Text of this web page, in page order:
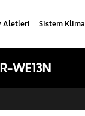
Aletleri Sistem Klima
WE13N